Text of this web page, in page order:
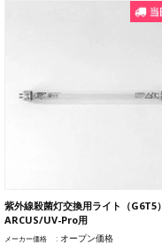
紫外線殺菌灯交換用ライト（G6T5）
ARCUS/UV-Pro用
メーカー価格 オープン価格